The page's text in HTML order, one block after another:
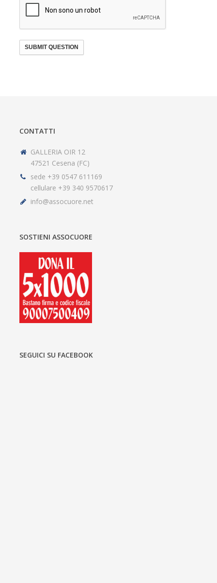
SUBMIT QUESTION
CONTATTI
GALLERIA OIR 12
47521 Cesena (FC)
sede +39 0547 611169
cellulare +39 340 9570617
info@assocuore.net
SOSTIENI ASSOCUORE
SEGUICI SU FACEBOOK